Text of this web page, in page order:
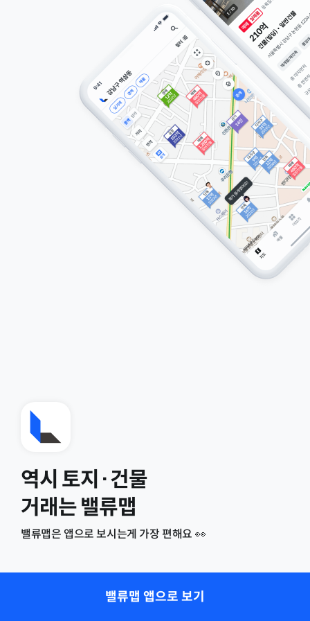
역시 토지·건물
거래는 밸류맵
밸류맵은 앱으로 보시는게 가장 편해요 👀
밸류맵 앱으로 보기